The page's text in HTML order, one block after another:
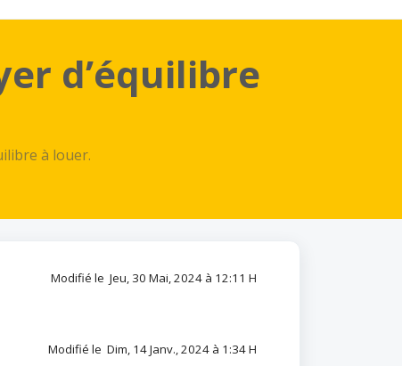
d’équilibre
à louer.
Modifié le Jeu, 30 Mai, 2024 à 12:11 H
Modifié le Dim, 14 Janv., 2024 à 1:34 H